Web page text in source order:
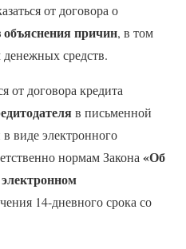
от договора о
объяснения причин, в том
средств.
от договора кредита
в письменной
виде электронного
нормам Закона «Об
14-дневного срока со